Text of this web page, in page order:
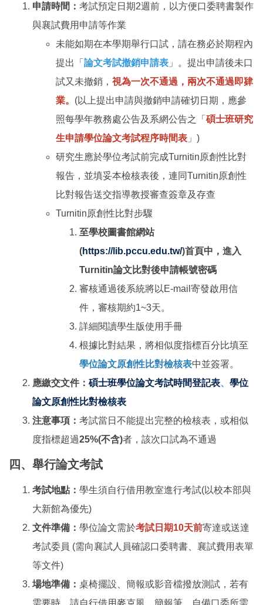
申請時間： 考試預定日期2週前，以方便口委聘書製作
與襄試費用申請等作業
未能如期在本學期舉行口試，請在務必於期程內
提出「 論文考試撤銷申請表 」。提出申請後未口
試又未撤銷， 視為一次不通過，兩次不通過即肄
業。 (以上提出申請與撤銷申請確切日期，應參
照每學年教務處公告及系網公告之「 碩士班研究
生申請學位論文考試程序時間表 」)
研究生應於學位考試前完成Turnitin原創性比對
報告，並填妥本檢核表後，連同Turnitin原創性
比對報告送交指導教授審查簽章及存查
Turnitin原創性比對步驟
至學校圖書館網站
(https://lib.pccu.edu.tw/)首頁中，進入
Turnitin論文比對後申請帳號密碼
審核通過後系統將以E-mail寄發啟用信
件，審核期約1~3天。
詳細閱讀學生版使用手冊
根據比對結果，將相似度指標百分比填至
學位論文原創性比對檢核表中並簽署。
應繳交文件： 碩士班學位論文考試時間登記表、 學位
論文原創性比對檢核表
注意事項： 考試當日不能提出完整的檢核表，或相似
度指標超過25%(不含)者，該次口試為不通過
四、舉行論文考試
考試地點： 學生須自行借用教室進行考試(以校本部與
大新館為優先)
文件準備： 學位論文需於考試日期10天前寄達或送達
考試委員 (需向襄試人員確認口委聘書、襄試費用表單
等文件)
場地準備： 桌椅擺設、簡報或影音檔撥放測試，若有
需要時，請自行借用麥克風、簡報筆、自備口委所需